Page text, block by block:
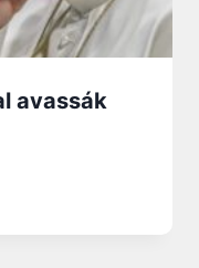
avassák